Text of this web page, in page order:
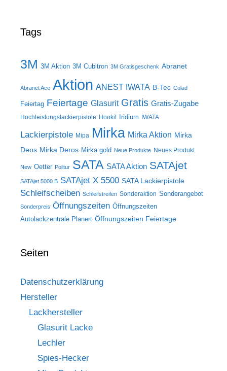
Tags
3M 3M Aktion 3M Cubitron 3M Gratisgeschenk Abranet
Abranet Ace Aktion ANEST IWATA B-Tec Colad
Feiertag Feiertage Glasurit Gratis Gratis-Zugabe
Hochleistungslackierpistole Hookit Iridium IWATA
Lackierpistole Mipa Mirka Mirka Aktion Mirka
Deos Mirka Deros Mirka gold Neue Produkte Neues Produkt
New Oetter Politur SATA SATA Aktion SATAjet
SATAjet 5000 B SATAjet X 5500 SATA Lackierpistole
Schleifscheiben Schleifstreifen Sonderaktion Sonderangebot
Sonderpreis Öffnungszeiten Öffnungszeiten
Autolackzentrale Planert Öffnungszeiten Feiertage
Seiten
Datenschutzerklärung
Hersteller
Lackhersteller
Glasurit Lacke
Lechler
Spies-Hecker